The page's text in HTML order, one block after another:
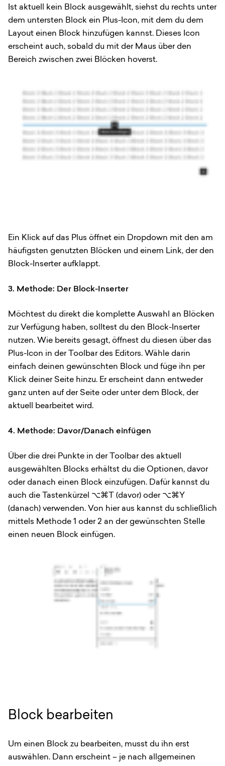
Ist aktuell kein Block ausgewählt, siehst du rechts unter
dem untersten Block ein Plus-Icon, mit dem du dem
Layout einen Block hinzufügen kannst. Dieses Icon
erscheint auch, sobald du mit der Maus über den
Bereich zwischen zwei Blöcken hoverst.
Ein Klick auf das Plus öffnet ein Dropdown mit den am
häufigsten genutzten Blöcken und einem Link, der den
Block-Inserter aufklappt.
3. Methode: Der Block-Inserter
Möchtest du direkt die komplette Auswahl an Blöcken
zur Verfügung haben, solltest du den Block-Inserter
nutzen. Wie bereits gesagt, öffnest du diesen über das
Plus-Icon in der Toolbar des Editors. Wähle darin
einfach deinen gewünschten Block und füge ihn per
Klick deiner Seite hinzu. Er erscheint dann entweder
ganz unten auf der Seite oder unter dem Block, der
aktuell bearbeitet wird.
4. Methode: Davor/Danach einfügen
Über die drei Punkte in der Toolbar des aktuell
ausgewählten Blocks erhältst du die Optionen, davor
oder danach einen Block einzufügen. Dafür kannst du
auch die Tastenkürzel ⌥⌘T (davor) oder ⌥⌘Y
(danach) verwenden. Von hier aus kannst du schließlich
mittels Methode 1 oder 2 an der gewünschten Stelle
einen neuen Block einfügen.
Block bearbeiten
Um einen Block zu bearbeiten, musst du ihn erst
auswählen. Dann erscheint – je nach allgemeinen